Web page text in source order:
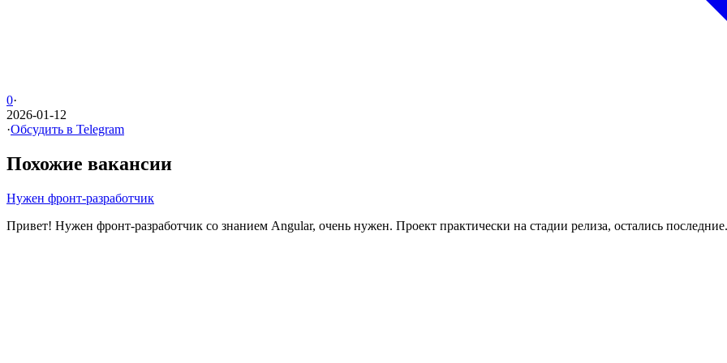
0·
2026-01-12
·Обсудить в Telegram
Похожие вакансии
Нужен фронт-разработчик
Привет! Нужен фронт-разработчик со знанием Angular, очень нужен. Проект практически на стадии релиза, остались